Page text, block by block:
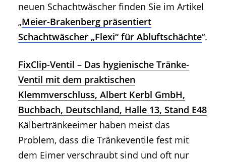
neuen Schachtwäscher finden Sie im Artikel
„Meier-Brakenberg präsentiert
Schachtwäscher „Flexi“ für Abluftschächte“.
FixClip-Ventil – Das hygienische Tränke-
Ventil mit dem praktischen
Klemmverschluss, Albert Kerbl GmbH,
Buchbach, Deutschland, Halle 13, Stand E48
Kälbertränkeeimer haben meist das
Problem, dass die Tränkeventile fest mit
dem Eimer verschraubt sind und oft nur